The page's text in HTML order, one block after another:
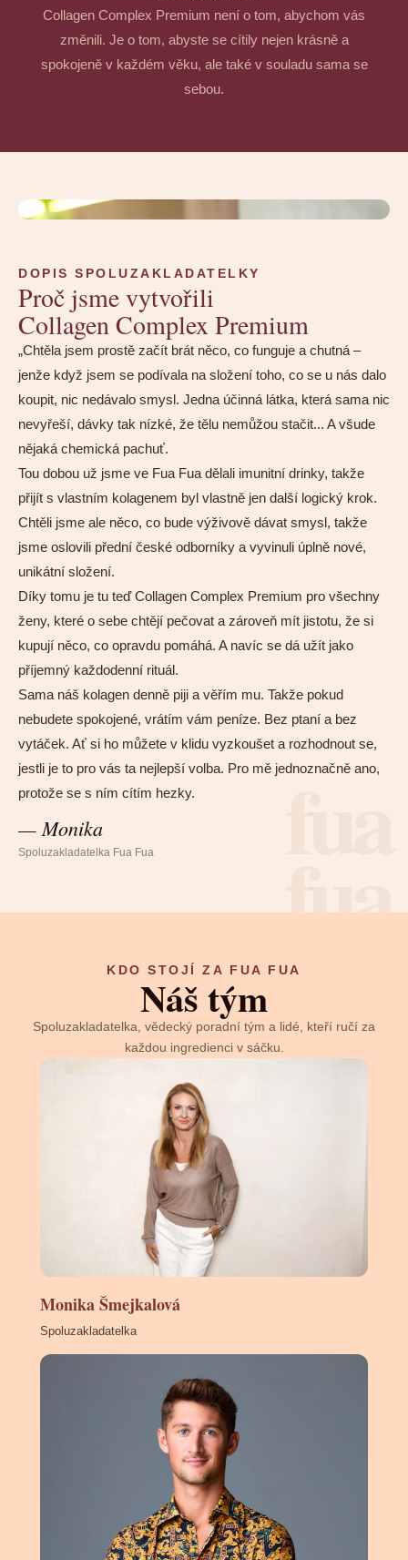
Collagen Complex Premium není o tom, abychom vás
změnili. Je o tom, abyste se cítily nejen krásně a
spokojeně v každém věku, ale také v souladu sama se
sebou.
fua
fua
DOPIS SPOLUZAKLADATELKY
Proč jsme vytvořili
Collagen Complex Premium
„Chtěla jsem prostě začít brát něco, co funguje a chutná –
jenže když jsem se podívala na složení toho, co se u nás dalo
koupit, nic nedávalo smysl. Jedna účinná látka, která sama nic
nevyřeší, dávky tak nízké, že tělu nemůžou stačit... A všude
nějaká chemická pachuť.
Tou dobou už jsme ve Fua Fua dělali imunitní drinky, takže
přijít s vlastním kolagenem byl vlastně jen další logický krok.
Chtěli jsme ale něco, co bude výživově dávat smysl, takže
jsme oslovili přední české odborníky a vyvinuli úplně nové,
unikátní složení.
Díky tomu je tu teď Collagen Complex Premium pro všechny
ženy, které o sebe chtějí pečovat a zároveň mít jistotu, že si
kupují něco, co opravdu pomáhá. A navíc se dá užít jako
příjemný každodenní rituál.
Sama náš kolagen denně piji a věřím mu. Takže pokud
nebudete spokojené, vrátím vám peníze. Bez ptaní a bez
vytáček. Ať si ho můžete v klidu vyzkoušet a rozhodnout se,
jestli je to pro vás ta nejlepší volba. Pro mě jednoznačně ano,
protože se s ním cítím hezky.
—Monika
Spoluzakladatelka Fua Fua
KDO STOJÍ ZA FUA FUA
Náš tým
Spoluzakladatelka, vědecký poradní tým a lidé, kteří ručí za
každou ingredienci v sáčku.
Monika Šmejkalová
Spoluzakladatelka